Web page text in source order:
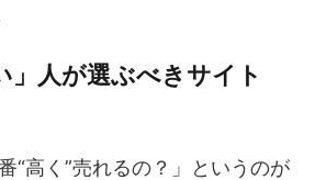
」人が選ぶべきサイト
“高く”売れるの？」というのが